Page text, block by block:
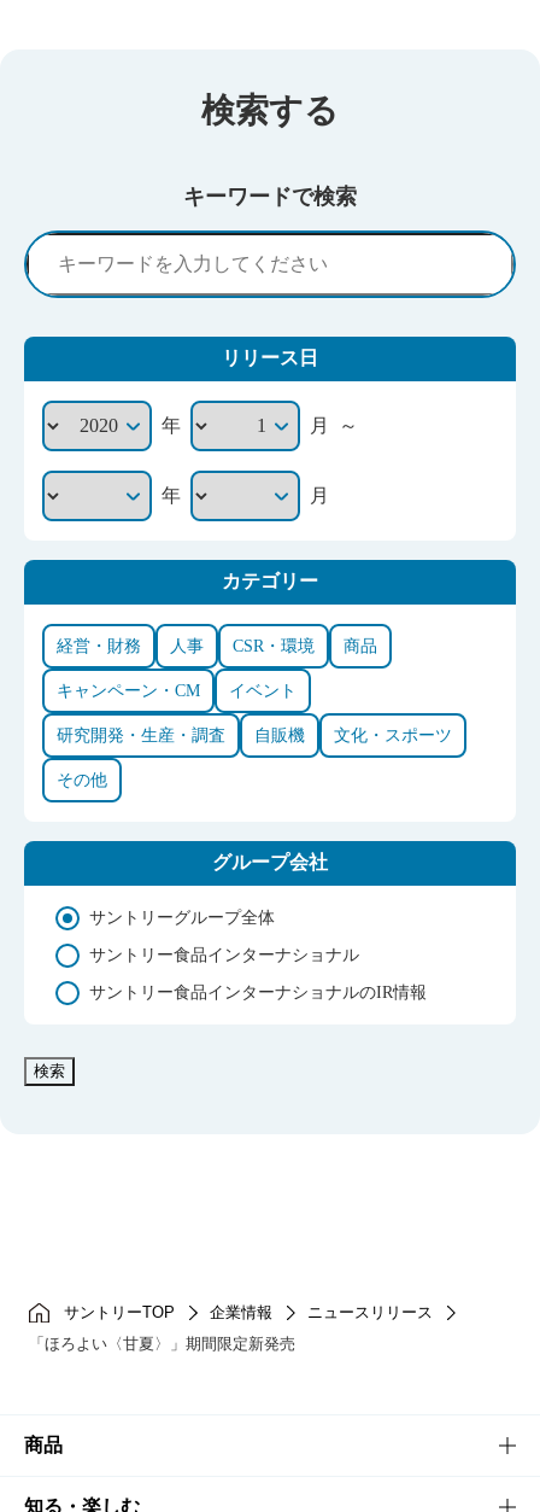
サントリーTOP 企業情報
ニュースリリース
「ほろよい〈甘夏〉」期間限定新発売
検索する
キーワードで検索
リリース日
年 月 ～
年 月
カテゴリー
経営・財務 人事 CSR・環境 商品
キャンペーン・CM イベント
研究開発・生産・調査 自販機 文化・スポーツ
その他
グループ会社
サントリーグループ全体
サントリー食品インターナショナル
サントリー食品インターナショナルのIR情報
検索
商品
商品TOP
知る・楽しむ